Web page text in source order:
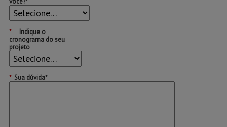
*
Indique o
cronograma do seu
projeto
* Sua dúvida*